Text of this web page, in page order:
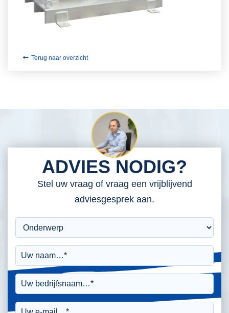
Terug naar overzicht
ADVIES NODIG?
Stel uw vraag of vraag een vrijblijvend
adviesgesprek aan.